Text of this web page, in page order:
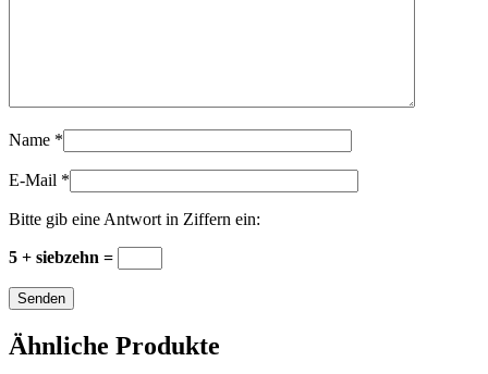
Name *
E-Mail *
Bitte gib eine Antwort in Ziffern ein:
5 + siebzehn =
Ähnliche Produkte